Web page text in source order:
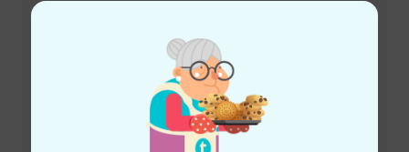
überzogenen, aufdringlichen Mitten. In Kombination
mit der handverdrahteten Elektrik (CTS-Potis,
Switchcraft-Switch, Black Beauty Caps) entsteht so ein
Ton, der sich zwischen Klarheit und Vintage-
Kompression bewegt. Wer den berühmten "Burst-